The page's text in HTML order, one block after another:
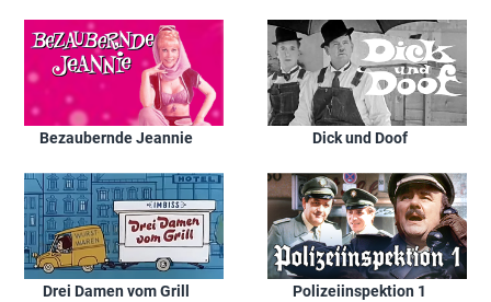
Bezaubernde Jeannie Dick und Doof
Drei Damen vom Grill Polizeiinspektion 1